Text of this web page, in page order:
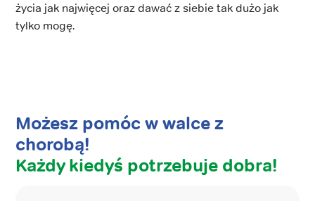
życia jak najwięcej oraz dawać z siebie tak dużo jak
tylko mogę.
Możesz pomóc w walce z
chorobą!
Każdy kiedyś potrzebuje dobra!